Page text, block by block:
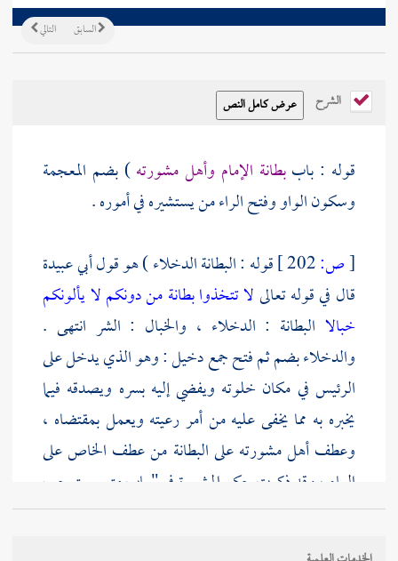
التالي السابق
الشرح
قوله : باببطانة الإمام وأهل مشورته) بضم المعجمة
وسكون الواو وفتح الراء من يستشيره في أموره .
[ص: قوله : البطانة الدخلاء ) هو قولأبي عبيدة
قال في قوله تعالىلا تتخذوا بطانة من دونكم لا يألونكم
خبالا البطانة : الدخلاء ، والخبال : الشر انتهى .
والدخلاء بضم ثم فتح جمع دخيل : وهو الذي يدخل على
الرئيس في مكان خلوته ويفضي إليه بسره ويصدقه فيما
يخبره به مما يخفى عليه من أمر رعيته ويعمل بمقتضاه ،
وعطف أهل مشورته على البطانة من عطف الخاص على
العام ، وقد ذكرت حكم المشورة في " باب متى يستوجب
الرجل القضاء " وأخرجأبو داودفي المراسيل من رواية
عبد الله بن عبد الرحمن بن أبي حسين